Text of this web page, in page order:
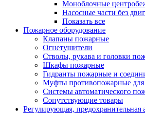
Моноблочные
Насосные части без
Показать все
Пожарное оборудование
Клапаны пожарные
Огнетушители
Стволы, рукава и головки
Шкафы пожарные
Гидранты пожарные и
Муфты противопожарные для
Системы автоматического
Сопутствующие товары
Регулирующая, предохранительная